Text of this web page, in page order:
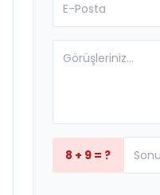
8 + 9 = ?